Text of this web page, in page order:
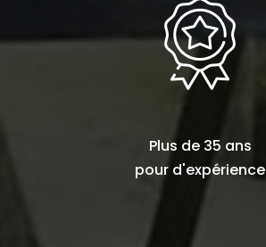
Plus de 35 ans
pour d'expérience